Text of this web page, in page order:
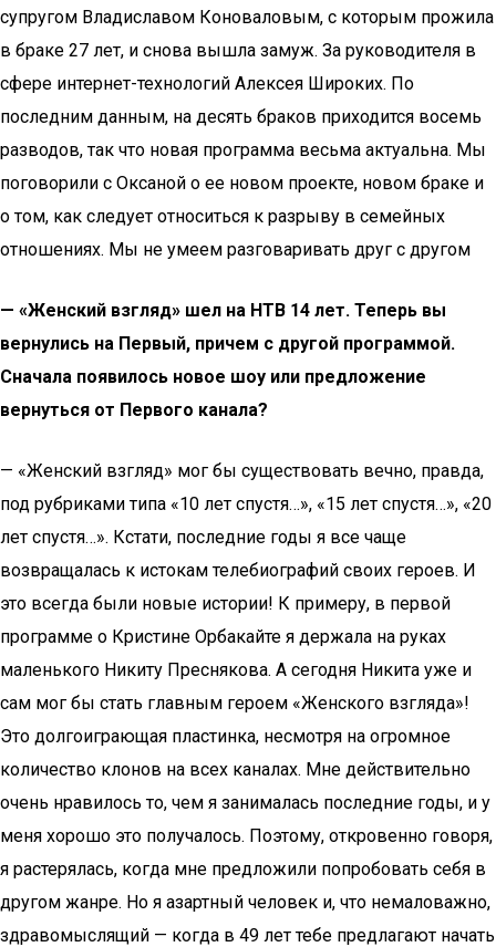
супругом Владиславом Коноваловым, с которым прожила
в браке 27 лет, и снова вышла замуж. За руководителя в
сфере интернет-технологий Алексея Широких. По
последним данным, на десять браков приходится восемь
разводов, так что новая программа весьма актуальна. Мы
поговорили с Оксаной о ее новом проекте, новом браке и
о том, как следует относиться к разрыву в семейных
отношениях. Мы не умеем разговаривать друг с другом
— «Женский взгляд» шел на НТВ 14 лет. Теперь вы
вернулись на Первый, причем с другой программой.
Сначала появилось новое шоу или предложение
вернуться от Первого канала?
— «Женский взгляд» мог бы существовать вечно, правда,
под рубриками типа «10 лет спустя…», «15 лет спустя…», «20
лет спустя…». Кстати, последние годы я все чаще
возвращалась к истокам телебиографий своих героев. И
это всегда были новые истории! К примеру, в первой
программе о Кристине Орбакайте я держала на руках
маленького Никиту Преснякова. А сегодня Никита уже и
сам мог бы стать главным героем «Женского взгляда»!
Это долгоиграющая пластинка, несмотря на огромное
количество клонов на всех каналах. Мне действительно
очень нравилось то, чем я занималась последние годы, и у
меня хорошо это получалось. Поэтому, откровенно говоря,
я растерялась, когда мне предложили попробовать себя в
другом жанре. Но я азартный человек и, что немаловажно,
здравомыслящий — когда в 49 лет тебе предлагают начать